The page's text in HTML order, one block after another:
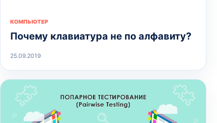
КОМПЬЮТЕР
Почему клавиатура не по алфавиту?
25.09.2019